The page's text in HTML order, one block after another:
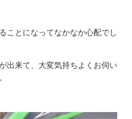
ことになってなかなか心配でし
出来て、大変気持ちよくお伺い